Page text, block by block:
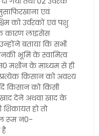
एवं
को उर्वरकों एवं पशु
कारण लाइसेंस
बताया कि सभी
भूमि के स्वामित्व
मशीन के माध्यम से ही
किसान को अवश्य
किसान को किसी
खाद देने अथवा खाद के
हो तो
रूम नं0-